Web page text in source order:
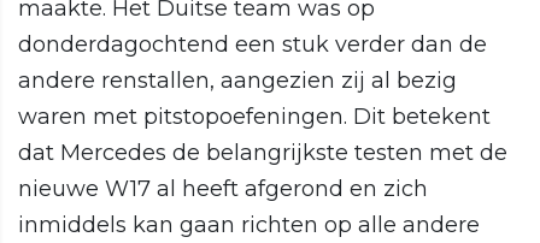
maakte. Het Duitse team was op
donderdagochtend een stuk verder dan de
andere renstallen, aangezien zij al bezig
waren met pitstopoefeningen. Dit betekent
dat Mercedes de belangrijkste testen met de
nieuwe W17 al heeft afgerond en zich
inmiddels kan gaan richten op alle andere